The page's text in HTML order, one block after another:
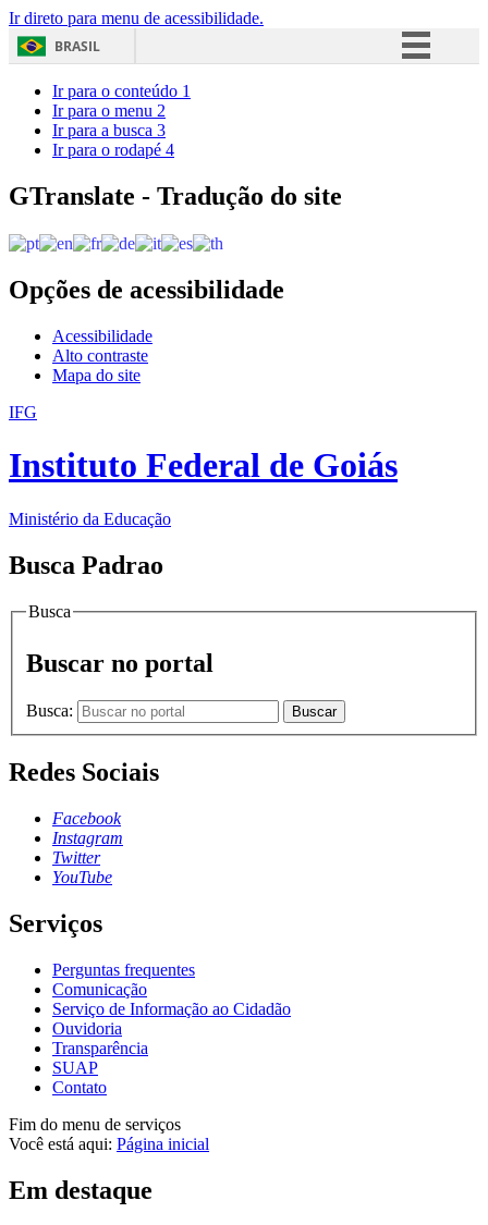
Ir direto para menu de acessibilidade.
BRASIL
Acesso à informação
Ir para o conteúdo 1
Ir para o menu 2
Ir para a busca 3
Ir para o rodapé 4
GTranslate - Tradução do site
Opções de acessibilidade
Acessibilidade
Alto contraste
Mapa do site
IFG
Instituto Federal de Goiás
Ministério da Educação
Busca Padrao
Busca
Buscar no portal
Busca: Buscar
Redes Sociais
Facebook
Instagram
Twitter
YouTube
Serviços
Perguntas frequentes
Comunicação
Serviço de Informação ao Cidadão
Ouvidoria
Transparência
SUAP
Contato
Fim do menu de serviços
Você está aqui: Página inicial
Em destaque